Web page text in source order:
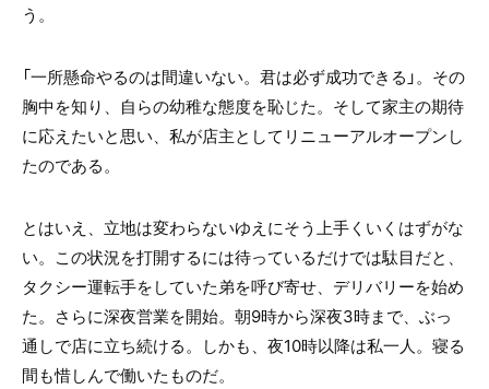
う。
「一所懸命やるのは間違いない。君は必ず成功できる」。その
胸中を知り、自らの幼稚な態度を恥じた。そして家主の期待
に応えたいと思い、私が店主としてリニューアルオープンし
たのである。
とはいえ、立地は変わらないゆえにそう上手くいくはずがな
い。この状況を打開するには待っているだけでは駄目だと、
タクシー運転手をしていた弟を呼び寄せ、デリバリーを始め
た。さらに深夜営業を開始。朝9時から深夜3時まで、ぶっ
通しで店に立ち続ける。しかも、夜10時以降は私一人。寝る
間も惜しんで働いたものだ。